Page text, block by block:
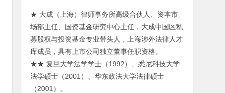
★ 大成（上海）律师事务所高级合伙人、资本市
场部主任、国资基金研究中心主任，大成中国区私
募股权与投资基金专业带头人，上海涉外法律人才
库成员，具有上市公司独立董事任职资格。
★★ 复旦大学法学学士（1992）、悉尼科技大学
法学硕士（2001）、华东政法大学法律硕士
（2001）。